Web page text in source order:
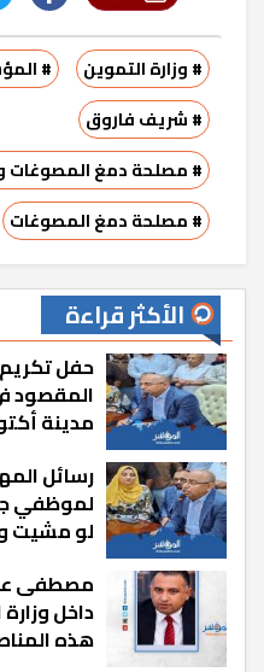
# وزارة التموين #
# شريف فاروق
# مصلحة دمغ المصوغات
# مصلحة دمغ المصوغات
الأكثر قراءة
حفل
المقصود
مدينة
رسائل
لموظفي
لو مشيت
مصطفى
داخل
هذه